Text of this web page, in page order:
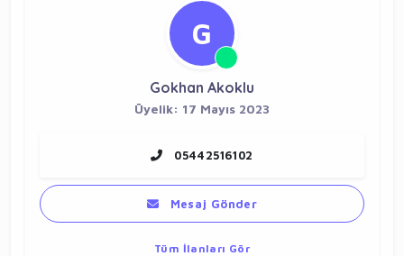
G
Gokhan Akoklu
Üyelik: 17 Mayıs 2023
05442516102
Mesaj Gönder
Tüm İlanları Gör